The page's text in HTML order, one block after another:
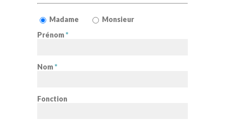
Madame
Monsieur
Prénom*
Nom*
Fonction